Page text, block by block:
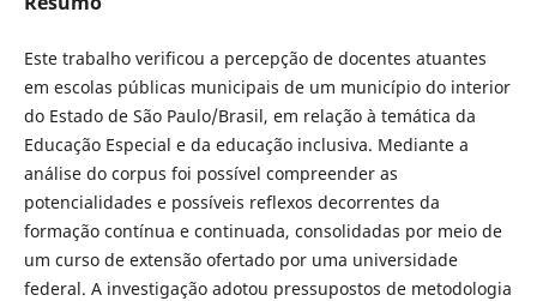
Este trabalho verificou a percepção de docentes atuantes
em escolas públicas municipais de um município do interior
do Estado de São Paulo/Brasil, em relação à temática da
Educação Especial e da educação inclusiva. Mediante a
análise do corpus foi possível compreender as
potencialidades e possíveis reflexos decorrentes da
formação contínua e continuada, consolidadas por meio de
um curso de extensão ofertado por uma universidade
federal. A investigação adotou pressupostos de metodologia